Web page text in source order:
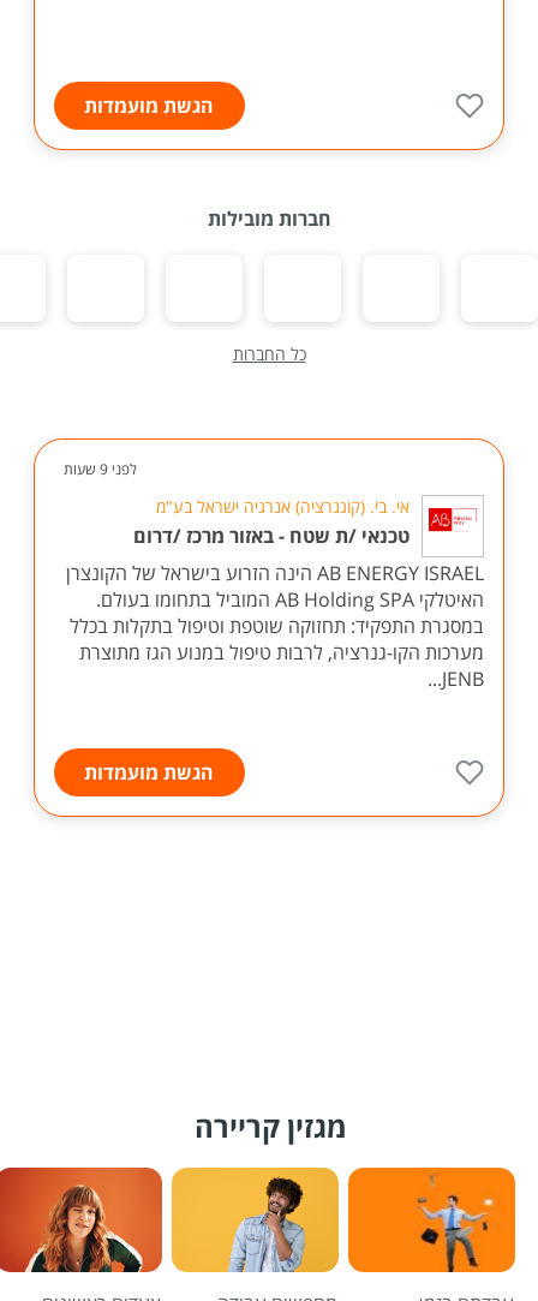
הגשת מועמדות
חברות מובילות
כל החברות
לפני 9 שעות
אי. בי. (קוגנרציה) אנרגיה ישראל בע"מ
טכנאי /ת שטח - באזור מרכז /דרום
AB ENERGY ISRAEL הינה הזרוע בישראל של הקונצרן
האיטלקי AB Holding SPA המוביל בתחומו בעולם.
במסגרת התפקיד: תחזוקה שוטפת וטיפול בתקלות בכלל
מערכות הקו-גנרציה, לרבות טיפול במנוע הגז מתוצרת
JENB...
הגשת מועמדות
מגזין קריירה